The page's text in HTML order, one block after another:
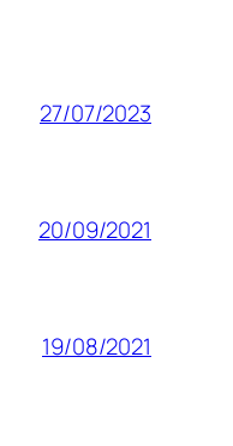
27/07/2023
20/09/2021
19/08/2021